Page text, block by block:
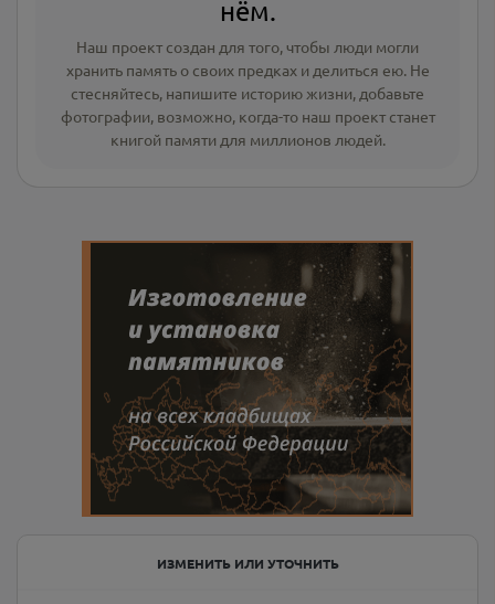
нём.
Наш проект создан для того, чтобы люди могли
хранить память о своих предках и делиться ею. Не
стесняйтесь, напишите историю жизни, добавьте
фотографии, возможно, когда-то наш проект станет
книгой памяти для миллионов людей.
ИЗМЕНИТЬ ИЛИ УТОЧНИТЬ